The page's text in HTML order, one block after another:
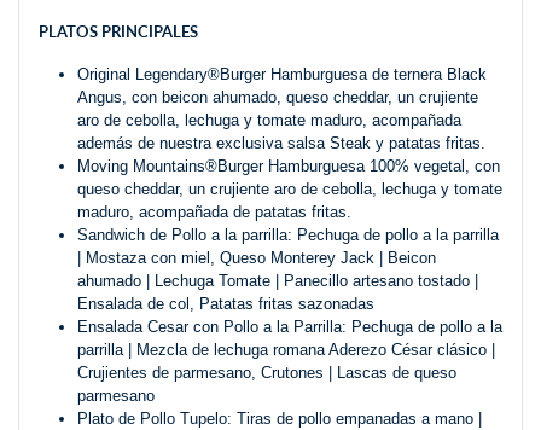
PLATOS PRINCIPALES
Original Legendary®Burger Hamburguesa de ternera Black
Angus, con beicon ahumado, queso cheddar, un crujiente
aro de cebolla, lechuga y tomate maduro, acompañada
además de nuestra exclusiva salsa Steak y patatas fritas.
Moving Mountains®Burger Hamburguesa 100% vegetal, con
queso cheddar, un crujiente aro de cebolla, lechuga y tomate
maduro, acompañada de patatas fritas.
Sandwich de Pollo a la parrilla: Pechuga de pollo a la parrilla
| Mostaza con miel, Queso Monterey Jack | Beicon
ahumado | Lechuga Tomate | Panecillo artesano tostado |
Ensalada de col, Patatas fritas sazonadas
Ensalada Cesar con Pollo a la Parrilla: Pechuga de pollo a la
parrilla | Mezcla de lechuga romana Aderezo César clásico |
Crujientes de parmesano, Crutones | Lascas de queso
parmesano
Plato de Pollo Tupelo: Tiras de pollo empanadas a mano |